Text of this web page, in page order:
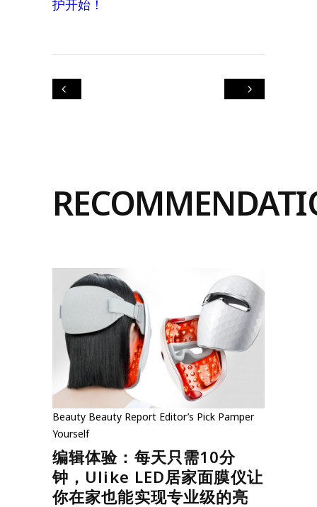
路线的经营理念。
点击阅读 ：面对脱发危机？从头皮养
Beauty Beauty Report Editor’s Pick Pamper
Yourself